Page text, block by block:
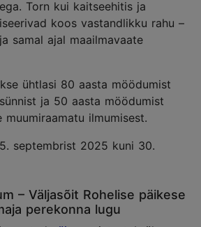
Torn kui kaitseehitis ja
koos vastandlikku rahu –
samal ajal maailmavaate
ühtlasi 80 aasta möödumist
ja 50 aasta möödumist
muumiraamatu ilmumisest.
septembrist 2025 kuni 30.
– Väljasõit Rohelise päikese
perekonna lugu